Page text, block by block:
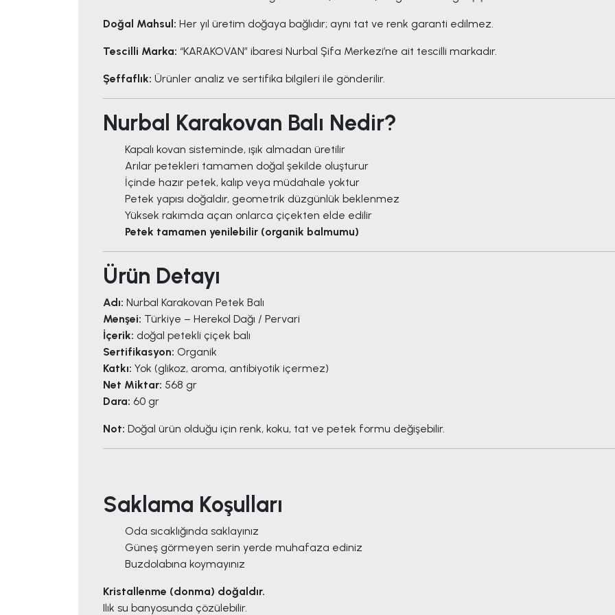
Doğal Mahsul: Her yıl üretim doğaya bağlıdır; aynı tat ve renk garanti edilmez.
Tescilli Marka: “KARAKOVAN” ibaresi Nurbal Şifa Merkezi’ne ait tescilli markadır.
Şeffaflık: Ürünler analiz ve sertifika bilgileri ile gönderilir.
Nurbal Karakovan Balı Nedir?
Kapalı kovan sisteminde, ışık almadan üretilir
Arılar petekleri tamamen doğal şekilde oluşturur
İçinde hazır petek, kalıp veya müdahale yoktur
Petek yapısı doğaldır, geometrik düzgünlük beklenmez
Yüksek rakımda açan onlarca çiçekten elde edilir
Petek tamamen yenilebilir (organik balmumu)
Ürün Detayı
Adı: Nurbal Karakovan Petek Balı
Menşei: Türkiye – Herekol Dağı / Pervari
İçerik: doğal petekli çiçek balı
Sertifikasyon: Organik
Katkı: Yok (glikoz, aroma, antibiyotik içermez)
Net Miktar: 568 gr
Dara: 60 gr
Not: Doğal ürün olduğu için renk, koku, tat ve petek formu değişebilir.
Saklama Koşulları
Oda sıcaklığında saklayınız
Güneş görmeyen serin yerde muhafaza ediniz
Buzdolabına koymayınız
Kristallenme (donma) doğaldır.
Ilık su banyosunda çözülebilir.